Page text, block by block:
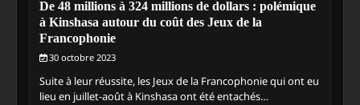
De 48 millions à 324 millions de dollars : polémique
à Kinshasa autour du coût des Jeux de la
Francophonie
30 octobre 2023
Suite à leur réussite, les Jeux de la Francophonie qui ont eu
lieu en juillet-août à Kinshasa ont été entachés…